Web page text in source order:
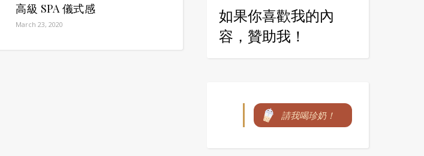
高級 SPA 儀式感
March 23, 2020
如果你喜歡我的內
容，贊助我！
請我喝珍奶！